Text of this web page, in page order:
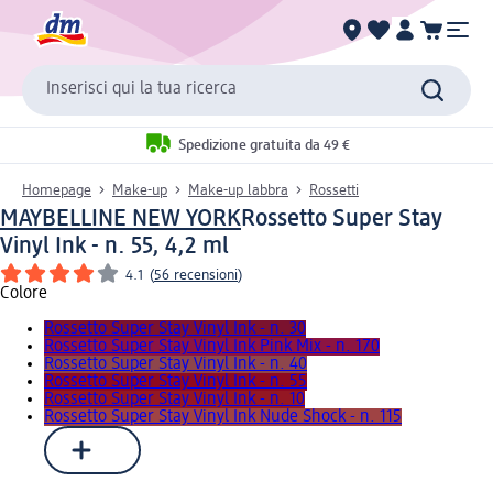
Inserisci qui la tua ricerca
Spedizione gratuita da 49 €
Homepage Make-up Make-up labbra Rossetti
MAYBELLINE NEW YORKRossetto Super Stay
Vinyl Ink - n. 55, 4,2 ml
4.1 (56 recensioni)
Colore
Rossetto Super Stay Vinyl Ink - n. 30
Rossetto Super Stay Vinyl Ink Pink Mix - n. 170
Rossetto Super Stay Vinyl Ink - n. 40
Rossetto Super Stay Vinyl Ink - n. 55
Rossetto Super Stay Vinyl Ink - n. 10
Rossetto Super Stay Vinyl Ink Nude Shock - n. 115